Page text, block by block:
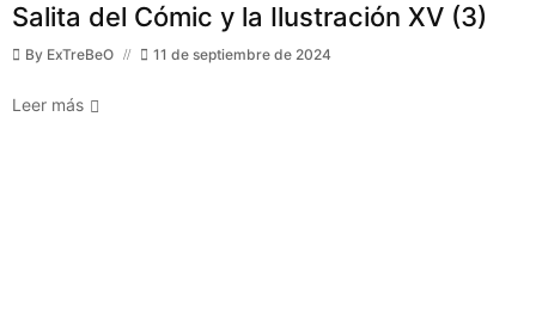
Salita del Cómic y la Ilustración XV (3)
By ExTreBeO 11 de septiembre de 2024
Leer más